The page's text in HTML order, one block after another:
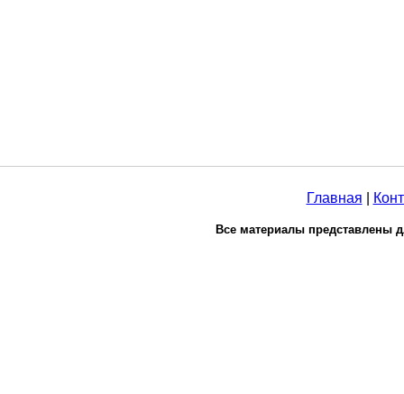
Главная
Все материалы представлены